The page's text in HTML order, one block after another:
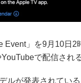
」を9月10日2
で配信される
が発表されている